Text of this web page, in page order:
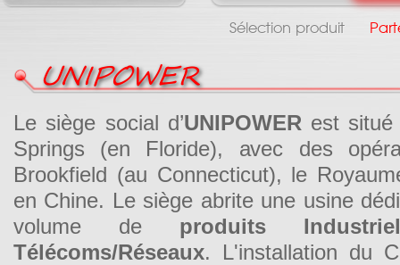
Sélection produit
UNIPOWER
Le siège social d’UNIPOWER est
Springs (en Floride), avec des
Brookfield (au Connecticut), le
en Chine. Le siège abrite une usine
volume de produits
Télécoms/Réseaux. L'installation du